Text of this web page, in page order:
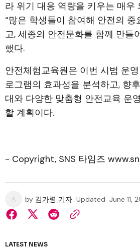
라 위기 대응 역량을 키우는 매우
“많은 학생들이 참여해 안전의
고, 세종의 안전문화를 함께 만들
했다.
안전체험교육원은 이번 시범 운
로그램의 효과성을 분석하고, 향
대와 다양한 맞춤형 안전교육 운
할 계획이다.
- Copyright, SNS 타임즈
by 김가령 기자 Updated June 11,
LATEST NEWS